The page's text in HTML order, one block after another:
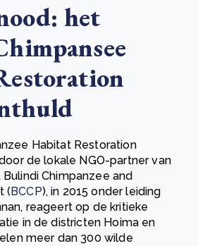
het
Habitat Restoration
de lokale NGO-partner van
Chimpanzee and
( BCCP), in 2015 onder leiding
reageert op de kritieke
in de districten Hoima en
meer dan 300 wilde